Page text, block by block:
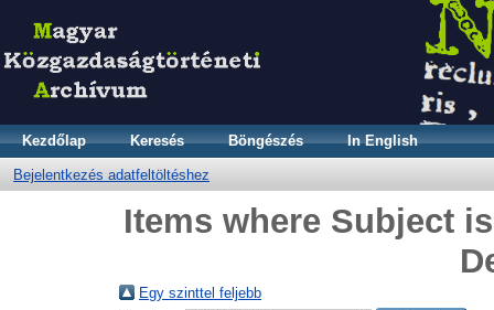
Kezdőlap Keresés Böngészés In English
Bejelentkezés adatfeltöltéshez
Items where Subject
Egy szinttel feljebb